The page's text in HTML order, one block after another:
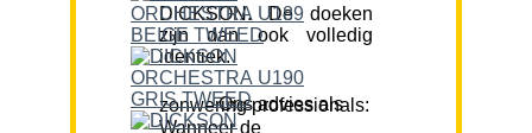
DICKSON. De doeken
zijn dan ook volledig
identiek.
Ons advies als zonwering professionals:
Wanneer de